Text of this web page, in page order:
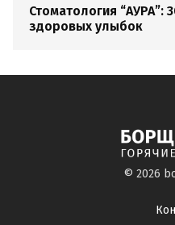
Стоматология “АУРА”:
здоровых улыбок
© 2026